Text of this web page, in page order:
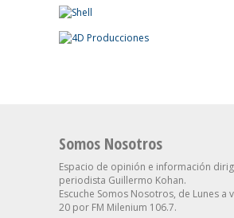
Somos Nosotros
Espacio de opinión e información
periodista Guillermo Kohan.
Escuche Somos Nosotros, de Lunes a
20 por FM Milenium 106.7.